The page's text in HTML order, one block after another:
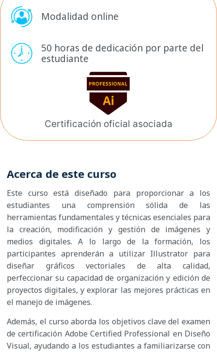
Modalidad online
50 horas de dedicación por parte del
estudiante
Certificación oficial asociada
Acerca de este curso
Este curso está diseñado para proporcionar a los
estudiantes una comprensión sólida de las
herramientas fundamentales y técnicas esenciales para
la creación, modificación y gestión de imágenes y
medios digitales. A lo largo de la formación, los
participantes aprenderán a utilizar Illustrator para
diseñar gráficos vectoriales de alta calidad,
perfeccionar su capacidad de organización y edición de
proyectos digitales, y explorar las mejores prácticas en
el manejo de imágenes.
Además, el curso aborda los objetivos clave del examen
de certificación Adobe Certified Professional en Diseño
Visual, ayudando a los estudiantes a familiarizarse con